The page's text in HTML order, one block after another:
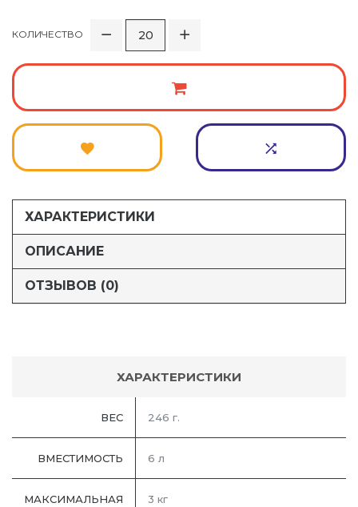
КОЛИЧЕСТВО
ХАРАКТЕРИСТИКИ
ОПИСАНИЕ
ОТЗЫВОВ (0)
ХАРАКТЕРИСТИКИ
ВЕС 246 г.
ВМЕСТИМОСТЬ 6 л
МАКСИМАЛЬНАЯ
3 кг